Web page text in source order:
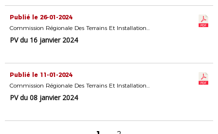
Publié le 26-01-2024
Commission Régionale Des Terrains Et Installations Sportives
PV du 16 janvier 2024
Publié le 11-01-2024
Commission Régionale Des Terrains Et Installations Sportives
PV du 08 janvier 2024